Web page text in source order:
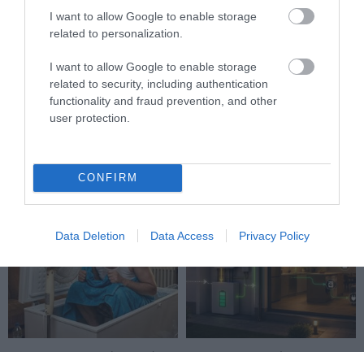
I want to allow Google to enable storage
related to personalization.
I want to allow Google to enable storage
related to security, including authentication
functionality and fraud prevention, and other
user protection.
CONFIRM
Data Deletion Data Access Privacy Policy
NEM ÚJ KANAPÉ KELL, HANEM
JOBB RENDSZER: EZT ÜZENI A
2026-OS LAKÁSTREND
LOCSOLOD, MÉGIS
LEKÓKAD? LEHET, HOGY A